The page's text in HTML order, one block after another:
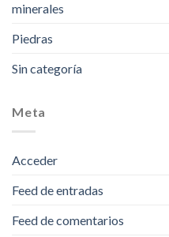
minerales
Piedras
Sin categoría
Meta
Acceder
Feed de entradas
Feed de comentarios